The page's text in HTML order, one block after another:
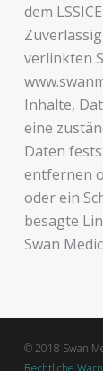
dem
verlinkten
Inhalte,
eine
Daten
entfernen
oder ein
besagte
Swan
© 2018 Swan
Rechtliche